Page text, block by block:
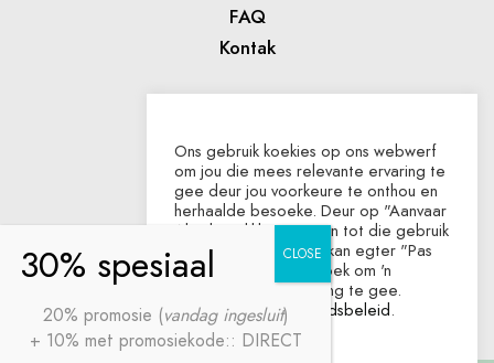
FAQ
Kontak
Ons gebruik koekies op ons webwerf
om jou die mees relevante ervaring te
gee deur jou voorkeure te onthou en
herhaalde besoeke. Deur op "Aanvaar
Almal" te klik, stem jy in tot die gebruik
van AL die koekies. Jy kan egter "Pas
die koekies aan" besoek om 'n
beheerde toestemming te gee.
Besoek onsPrivaatheidsbeleid.
Pas die koekies aan
20% promosie (vandag ingesluit)
+ 10% met promosiekode:: DIRECT